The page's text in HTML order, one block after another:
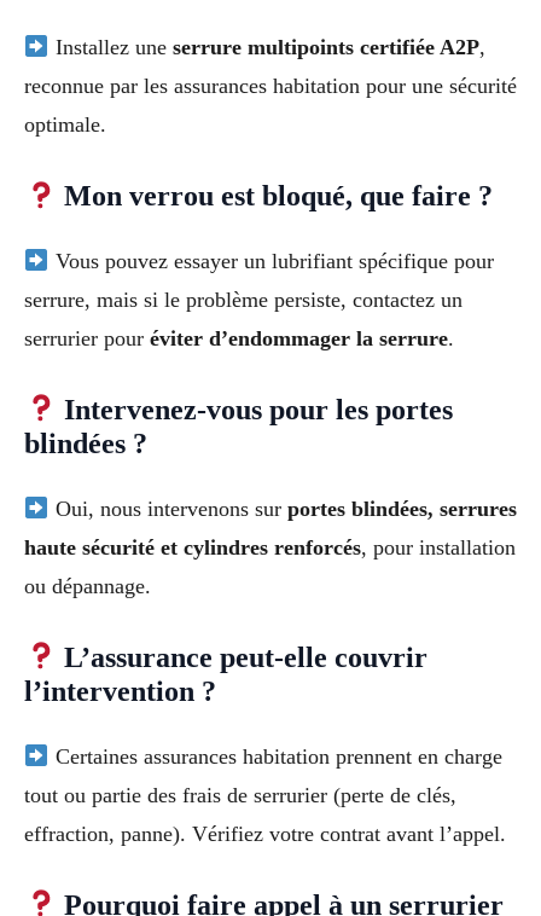
Installez une serrure multipoints certifiée A2P,
reconnue par les assurances habitation pour une sécurité
optimale.
Mon verrou est bloqué, que faire ?
Vous pouvez essayer un lubrifiant spécifique pour
serrure, mais si le problème persiste, contactez un
serrurier pour éviter d’endommager la serrure.
Intervenez-vous pour les portes
blindées ?
Oui, nous intervenons sur portes blindées, serrures
haute sécurité et cylindres renforcés, pour installation
ou dépannage.
L’assurance peut-elle couvrir
l’intervention ?
Certaines assurances habitation prennent en charge
tout ou partie des frais de serrurier (perte de clés,
effraction, panne). Vérifiez votre contrat avant l’appel.
Pourquoi faire appel à un serrurier